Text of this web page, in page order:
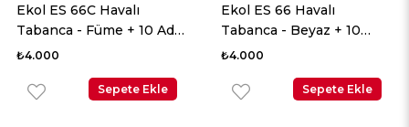
Ekol ES 66C Havalı
Tabanca - Füme + 10 Adet
Co2 + 3 Adet 4.5mm BB +
Gözlük
₺4.000
Sepete Ekle
Ekol ES 66 Havalı
Tabanca - Beyaz + 10
Adet Co2 + 3 Adet 4.5mm
Balistik Gözlük
₺4.000
Sepete Ekle